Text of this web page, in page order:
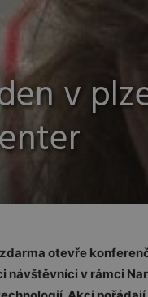
v
otevře
návštěvníci v rámci